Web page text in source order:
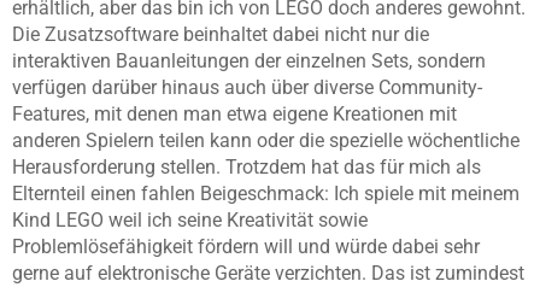
erhältlich, aber das bin ich von LEGO doch anderes gewohnt.
Die Zusatzsoftware beinhaltet dabei nicht nur die
interaktiven Bauanleitungen der einzelnen Sets, sondern
verfügen darüber hinaus auch über diverse Community-
Features, mit denen man etwa eigene Kreationen mit
anderen Spielern teilen kann oder die spezielle wöchentliche
Herausforderung stellen. Trotzdem hat das für mich als
Elternteil einen fahlen Beigeschmack: Ich spiele mit meinem
Kind LEGO weil ich seine Kreativität sowie
Problemlösefähigkeit fördern will und würde dabei sehr
gerne auf elektronische Geräte verzichten. Das ist zumindest